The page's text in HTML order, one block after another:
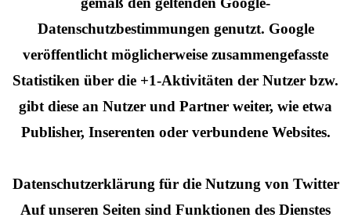
Datenschutzbestimmungen genutzt. Google
veröffentlicht möglicherweise zusammengefasste
Statistiken über die +1-Aktivitäten der Nutzer bzw.
gibt diese an Nutzer und Partner weiter, wie etwa
Publisher, Inserenten oder verbundene Websites.
Datenschutzerklärung für die Nutzung von Twitter
Auf unseren Seiten sind Funktionen des Dienstes